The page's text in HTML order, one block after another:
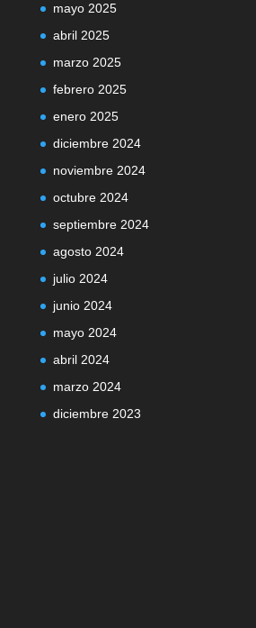
mayo 2025
abril 2025
marzo 2025
febrero 2025
enero 2025
diciembre 2024
noviembre 2024
octubre 2024
septiembre 2024
agosto 2024
julio 2024
junio 2024
mayo 2024
abril 2024
marzo 2024
diciembre 2023